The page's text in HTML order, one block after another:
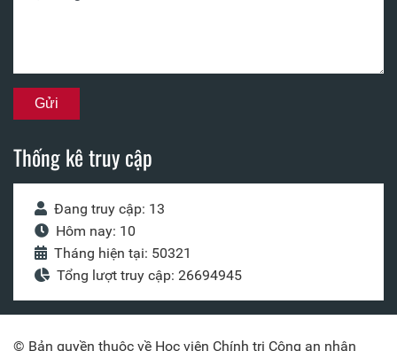
Thống kê truy cập
Đang truy cập: 13
Hôm nay: 10
Tháng hiện tại: 50321
Tổng lượt truy cập: 26694945
© Bản quyền thuộc về Học viện Chính trị Công an nhân